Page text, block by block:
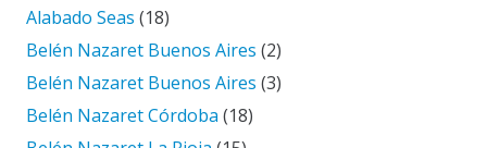
Alabado Seas (18)
Belén Nazaret Buenos Aires (2)
Belén Nazaret Buenos Aires (3)
Belén Nazaret Córdoba (18)